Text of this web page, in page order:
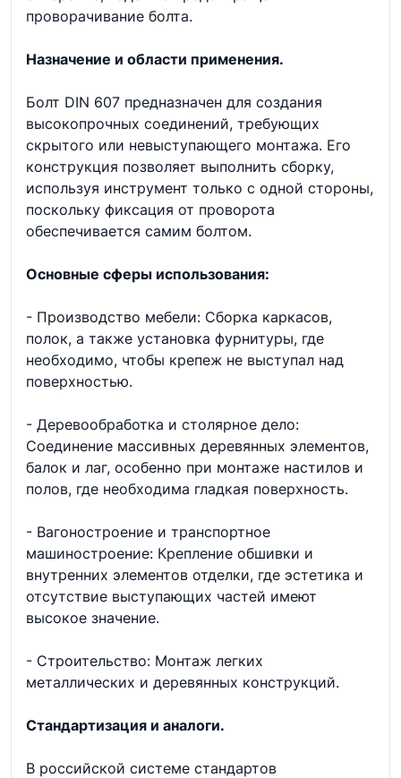
проворачивание болта.
Назначение и области применения.
Болт DIN 607 предназначен для создания
высокопрочных соединений, требующих
скрытого или невыступающего монтажа. Его
конструкция позволяет выполнить сборку,
используя инструмент только с одной стороны,
поскольку фиксация от проворота
обеспечивается самим болтом.
Основные сферы использования:
- Производство мебели: Сборка каркасов,
полок, а также установка фурнитуры, где
необходимо, чтобы крепеж не выступал над
поверхностью.
- Деревообработка и столярное дело:
Соединение массивных деревянных элементов,
балок и лаг, особенно при монтаже настилов и
полов, где необходима гладкая поверхность.
- Вагоностроение и транспортное
машиностроение: Крепление обшивки и
внутренних элементов отделки, где эстетика и
отсутствие выступающих частей имеют
высокое значение.
- Строительство: Монтаж легких
металлических и деревянных конструкций.
Стандартизация и аналоги.
В российской системе стандартов